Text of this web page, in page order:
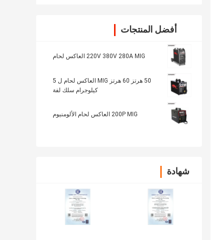
أفضل المنتجات
220V 380V 280A MIG العاكس لحام
50 هرتز 60 هرتز MIG العاكس لحام ل 5
كيلوجرام سلك لفة
200P MIG العاكس لحام الألومنيوم
شهادة